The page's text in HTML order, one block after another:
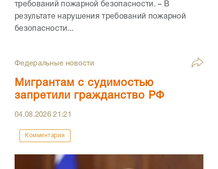
требований пожарной безопасности. – В
результате нарушения требований пожарной
безопасности...
Федеральные новости
Мигрантам с судимостью
запретили гражданство РФ
04.08.202621:21
Комментарии